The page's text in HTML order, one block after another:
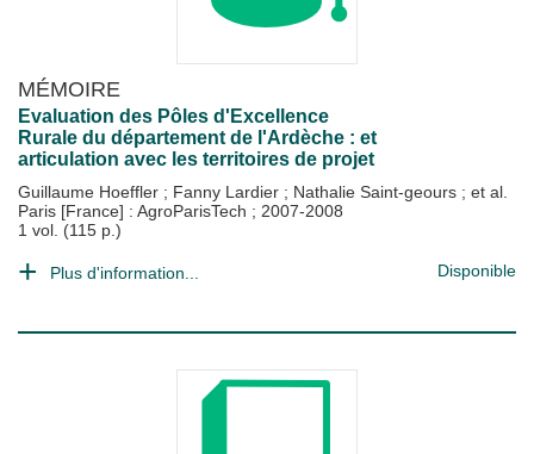
MÉMOIRE
Evaluation des Pôles d'Excellence
Rurale du département de l'Ardèche : et
articulation avec les territoires de projet
Guillaume Hoeffler ; Fanny Lardier ; Nathalie Saint-geours ; et al.
Paris [France] : AgroParisTech ; 2007-2008
1 vol. (115 p.)
Plus d'information... Disponible